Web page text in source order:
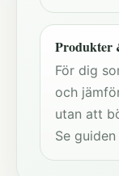
Produkter
För dig
och
utan att
Se guiden